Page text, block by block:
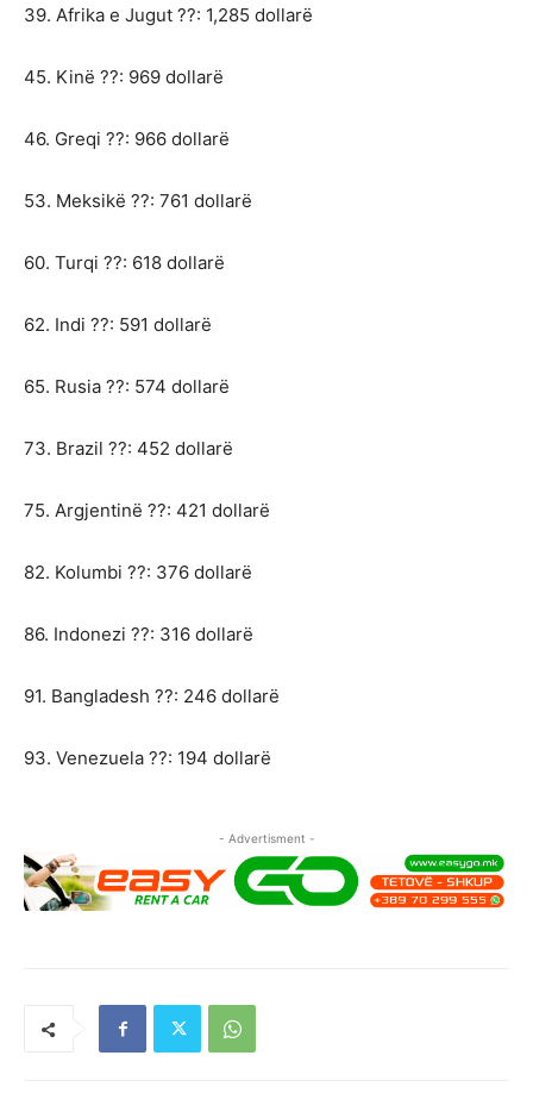
39. Afrika e Jugut ??: 1,285 dollarë
45. Kinë ??: 969 dollarë
46. Greqi ??: 966 dollarë
53. Meksikë ??: 761 dollarë
60. Turqi ??: 618 dollarë
62. Indi ??: 591 dollarë
65. Rusia ??: 574 dollarë
73. Brazil ??: 452 dollarë
75. Argjentinë ??: 421 dollarë
82. Kolumbi ??: 376 dollarë
86. Indonezi ??: 316 dollarë
91. Bangladesh ??: 246 dollarë
93. Venezuela ??: 194 dollarë
- Advertisment -